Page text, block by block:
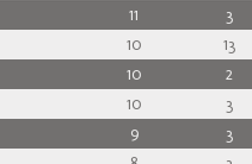
11
3
10
13
10
2
10
3
9
3